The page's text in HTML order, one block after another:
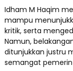
Idham M Haqim
mampu
kritik, serta
Namun,
ditunjukkan justru
semangat